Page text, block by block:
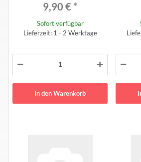
9,90 € *
Sofort verfügbar
Lieferzeit: 1 - 2 Werktage
In den Warenkorb